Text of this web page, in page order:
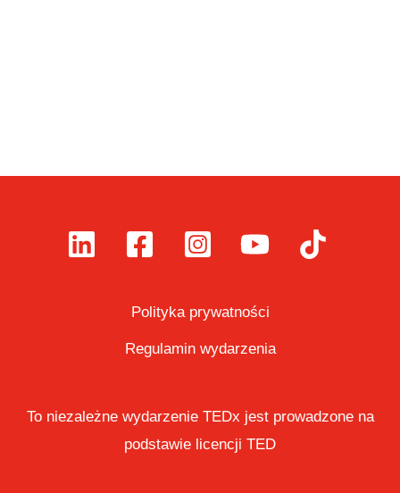
Polityka prywatności
Regulamin wydarzenia
To niezależne wydarzenie TEDx jest prowadzone na
podstawie licencji TED